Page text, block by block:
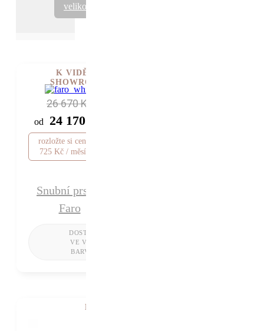
velikost
26 670 Kč
od 24 170 Kč
rozložte si cenu od
725 Kč / měsíc
Snubní prsten
Faro
K VIDĚNÍ V
SHOWROOMU
K VIDĚNÍ V SHOWROOMU